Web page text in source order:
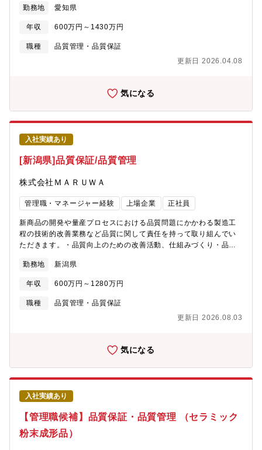
合わせた働き方をしています。
内容】以下のいずれか、または複数の業務をご担当いただきま
す：① 車載製品のSOTIFアセスメント業務自動運転・先進安全シ
ステム製品など各種車載ECUを対象に、SOTIF規格（ISO
21448）に基づいたアセスメント業務を担当していただきます。
サの育成・スキル向上を目的とした活動を推進します。具体的に
系化などを通じて、組織としてのSOTIFアセスメント力の底上げ
を図ります。③ SOTIFアセスメントの改善・高度化活動SOTIFア
セスメント業務全体を俯瞰し、技術部への改善支援やアセス効率
化施策の立案・実行、評価手法の高度化に取り組みます。SOTIF
を「チェックする立場」に留まらず、より良いモノづくりを実現
するための仕組みづくり・文化醸成に貢献していただきます。
【業務のやりがい・身につくスキル、技術優位性、製品の強み・
魅力】 ?- ISO21448・UNR157・UNR171に基づいたSOTIFの知
見を習得できる- 製品の安全性・信頼性を担保する重要な役割を担
える- 社内外の専門家と連携し、セキュリティ知識を体系的に習得
可能- SDVやコネクテッドカーなど、次世代モビリティに関わる製
品群に携われる- アセスメントだけでなく、コンサルティング的な
能力も磨ける【募集背景】 自動運転社会の実現に向けて今後さら
に自動運転に向けた開発はますます加速することが想定されま
す。こうした中、ISO 21448 SOTIF（Safety of the intended
れ、業界全体で安心・安全な自動運転社会を実現するために
様に届けられるよう、一緒に取り組む仲間を募集しています。
【職場情報】①組織ミッションと今後の方向性安心安全な製品を
す。セキュリティ/機能安全のアセスメントチームも同じチーム内
ます。組織ミッションであるアセスメントの製品範囲は非常に広
く、業界動向や最新技術動向も考慮に入れ、能力を伸ばすことが
できる組織です。メンバーには他社を経験したキャリア入社者が
在籍しており、慣習や年齢、役職にとらわれず一人ひとりが能力
を発揮できる組織カルチャーがあります。②組織構成（年齢層/人
数規模）、キャリア入社者比率/前職業界、在宅勤務利用率・キャ
リア入社率:約25％・家電メーカーや電子部品メーカーからの転職
者も在籍されています。・自動車分野の方が親和性が高いのはも
ちろんですが、非自動車分野からの転職者もおり業務プロセスや
勤務地 愛知県
年収 600万円～1430万円
職種
品質管理・品質保証
更新日 2026.04.08
気になる
入社実績あり
[新潟県]品質保証/品質管理
株式会社ＭＡＲＵＷＡ
管理職・マネージャー経験 上場企業 正社員
新商品の開発や量産プロセスにおける品質問題にかかわる製造工
程の技術的改善業務など品質に関して責任を持って取り組んでい
ただきます。・品質向上のための改善活動、仕組みづくり・品質
げにともなう、工程品質の確立・顧客監査対応【各工場に関し
て】◎直江津工場：積層、薄膜部品（コンデンサ、バリスタな
ど）の品質保証◎春日山工場：貫通EMI、NFCアンテナなどの品
質保証◎春日山工場：セラミック端子 品質管理 検査工程【こ
も更なる製品品質の向上、品質保証体制の強化に貢献いただくこ
ライム市場上場材料&電子部品メーカー!! 例)ハイブリッド車や鉄
道車両向けのパワー半導体など大量に熱が発生する電子部品に使
用される窒化アルミニウム基板において世界シェア60% 【歓迎
要件の続き】・メッキ、ダイシング、研磨加工、外観検査工程の
品質業務経験・英語を用いた海外ユーザーとの業務経験・大ロッ
ト生産における品質業務のご経験・半導体業界・電子部品業界の
知見をお持ちの方
勤務地 新潟県
年収 600万円～1280万円
職種
品質管理・品質保証
更新日 2026.08.03
気になる
入社実績あり
【管理職候補】品質保証・品質管理 （セラミック
粉末成形品）